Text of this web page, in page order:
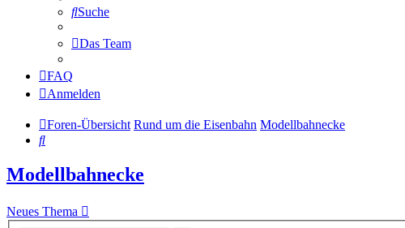
Suche
Das Team
FAQ
Anmelden
Foren-Übersicht Rund um die Eisenbahn Modellbahnecke
Suche
Modellbahnecke
Neues Thema